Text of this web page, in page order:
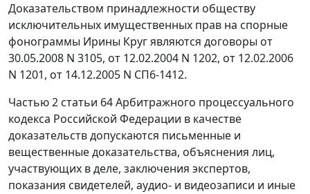
Доказательством принадлежности обществу
исключительных имущественных прав на спорные
фонограммы Ирины Круг являются договоры от
30.05.2008 N 3105, от 12.02.2004 N 1202, от 12.02.2006
N 1201, от 14.12.2005 N СП6-1412.
Частью 2 статьи 64Арбитражного процессуального
кодекса Российской Федерации в качестве
доказательств допускаются письменные и
вещественные доказательства, объяснения лиц,
участвующих в деле, заключения экспертов,
показания свидетелей, аудио- и видеозаписи и иные